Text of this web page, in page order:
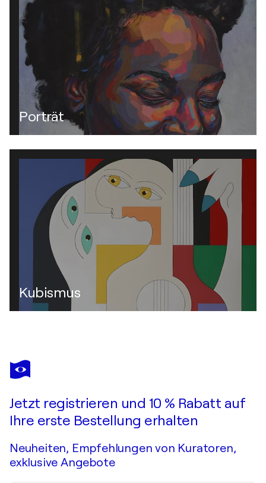
Porträt
Kubismus
Jetzt registrieren und 10 % Rabatt auf
Ihre erste Bestellung erhalten
Neuheiten, Empfehlungen von Kuratoren,
exklusive Angebote